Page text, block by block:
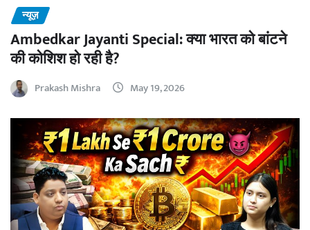
न्यूज़
Ambedkar Jayanti Special: क्या भारत को बांटने
की कोशिश हो रही है?
Prakash Mishra May 19, 2026